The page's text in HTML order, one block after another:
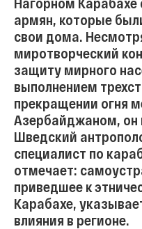
армян, которые
свои дома.
миротворческий
защиту мирного
выполнением
прекращении огня
Азербайджаном, он
Шведский
специалист по
отмечает:
приведшее к
Карабахе,
влияния в регионе.